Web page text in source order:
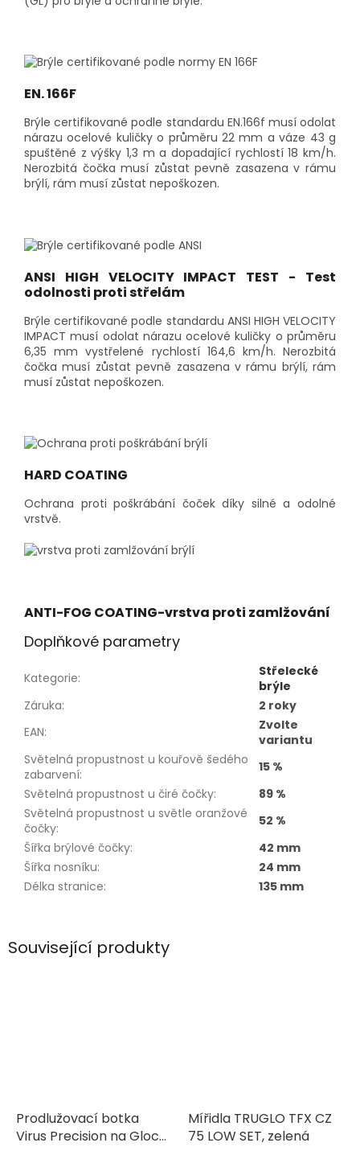
Související produkty
Prodlužovací botka
Virus Precision na Glock
Mířidla TRUGLO TFX CZ
75 LOW SET, zelená
EN. 166F
Brýle certifikované podle standardu EN.166f musí odolat
nárazu ocelové kuličky o průměru 22 mm a váze 43 g
spuštěné z výšky 1,3 m a dopadající rychlostí 18 km/h.
Nerozbitá čočka musí zůstat pevně zasazena v rámu
brýlí, rám musí zůstat nepoškozen.
ANSI HIGH VELOCITY IMPACT TEST - Test
odolnosti proti střelám
Brýle certifikované podle standardu ANSI HIGH VELOCITY
IMPACT musí odolat nárazu ocelové kuličky o průměru
6,35 mm vystřelené rychlostí 164,6 km/h. Nerozbitá
čočka musí zůstat pevně zasazena v rámu brýlí, rám
musí zůstat nepoškozen.
HARD COATING
Ochrana proti poškrábání čoček díky silné a odolné
vrstvě.
ANTI-FOG COATING-vrstva proti zamlžování
Doplňkové parametry
Kategorie:
Střelecké
brýle
Záruka:
2 roky
EAN:
Zvolte
variantu
Světelná propustnost u kouřově šedého
zabarvení:
15 %
Světelná propustnost u čiré čočky:
89 %
Světelná propustnost u světle oranžové
čočky:
52 %
Šířka brýlové čočky:
42 mm
Šířka nosníku:
24 mm
Délka stranice: 135 mm